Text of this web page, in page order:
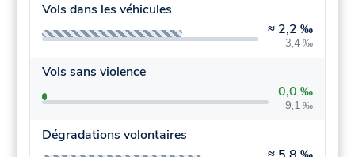
Vols dans les véhicules
≈ 2,2 ‰
3,4 ‰
Vols sans violence
0,0 ‰
9,1 ‰
Dégradations volontaires